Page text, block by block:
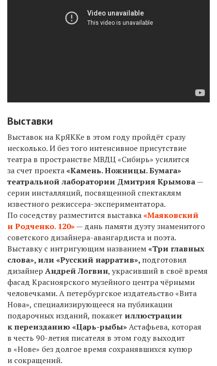
Выставки
Выставок на КрЯККе в этом году пройдёт сразу
несколько. И без того интенсивное присутствие
театра в пространстве МВДЦ «Сибирь» усилится
за счет проекта«Камень. Ножницы. Бумага»
театральной лаборатории Дмитрия Крымова—
серии инсталляций, посвященной спектаклям
известного режиссера-экспериментатора.
По соседству разместится выставка«Маяковский
и Родченко. 120»— дань памяти дуэту знаменитого
советского дизайнера-авангардиста и поэта.
Выставку с интригующим названием«Три главных
слова», или «Русский нарратив», подготовил
дизайнер Андрей Логвин, украсивший в своё время
фасад Красноярского музейного центра чёрными
человечками. А петербургское издательство «Вита
Нова», специализирующееся на публикации
подарочных изданий, покажет иллюстрации
к переизданию «Царь-рыбы»Астафьева, которая
в честь 90-летия писателя в этом году выходит
в «Нове» без долгое время сохранявшихся купюр
и сокращений.